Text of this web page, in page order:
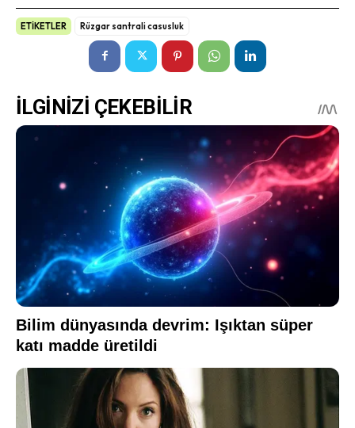
ETİKETLER Rüzgar santrali casusluk